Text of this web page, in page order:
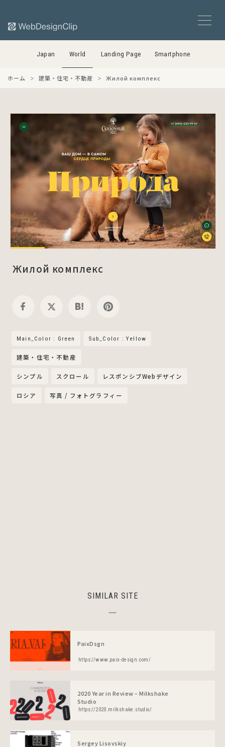
Japan World Landing Page Smartphone
ホーム 建築・住宅・不動産 Жилой комплекс
Жилой комплекс
Main_Color : Green Sub_Color : Yellow
建築・住宅・不動産
シンプル スクロール レスポンシブWebデザイン
ロシア 写真 / フォトグラフィー
SIMILAR SITE
PaixDsgn
https://www.paix-design.com/
2020 Year in Review – Milkshake
Studio
https://2020.milkshake.studio/
Sergey Lisovskiy